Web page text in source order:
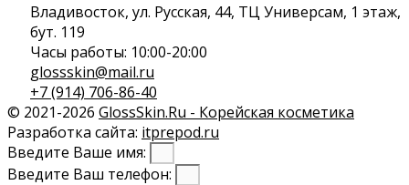
Владивосток, ул. Русская, 44, ТЦ Универсам, 1 этаж,
бут. 119
Часы работы: 10:00-20:00
glossskin@mail.ru
+7 (914) 706-86-40
© 2021-2026 GlossSkin.Ru - Корейская косметика
Разработка сайта: itprepod.ru
Введите Ваше имя:
Введите Ваш телефон: